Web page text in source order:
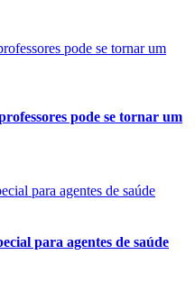
pode se tornar um
para agentes de saúde